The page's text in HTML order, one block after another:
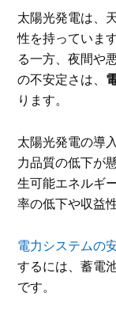
太陽光発電は、
性を持っていま
る一方、夜間や
の不安定さは、
ります。
太陽光発電の導
力品質の低下が
生可能エネルギ
率の低下や収益
電力システムの
するには、蓄電
です。